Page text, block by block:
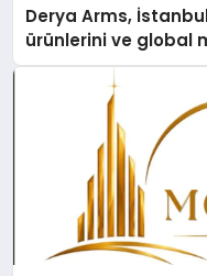
Derya Arms,
ürünlerini ve global